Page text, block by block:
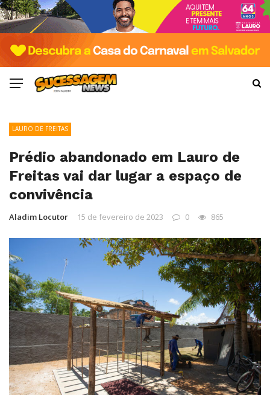
LAURO DE FREITAS
Prédio abandonado em Lauro de
Freitas vai dar lugar a espaço de
convivência
Aladim Locutor 15 de fevereiro de 2023 0 865